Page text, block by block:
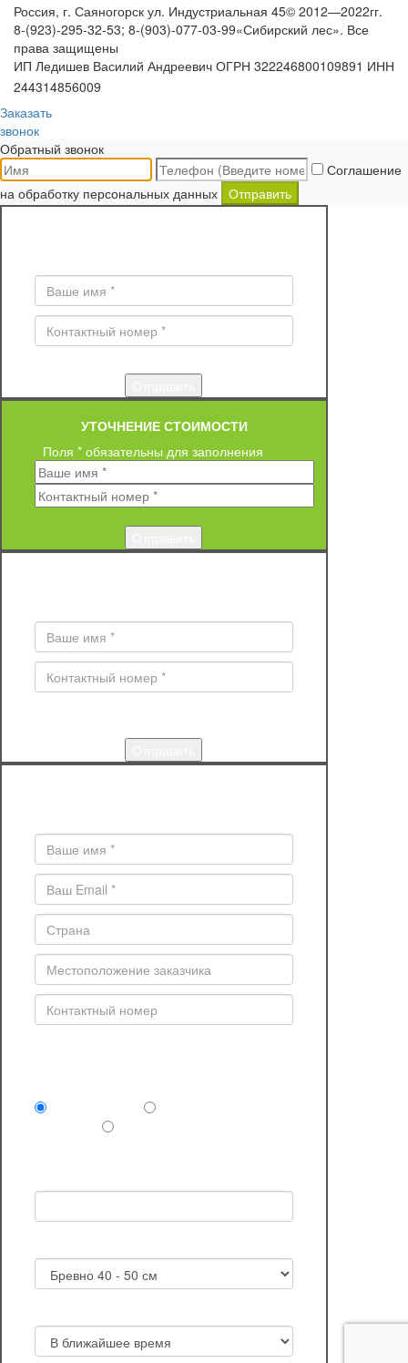
Россия, г. Саяногорск ул. Индустриальная 45
8-(923)-295-32-53; 8-(903)-077-03-99
© 2012—2022гг.
«Сибирский лес». Все
права защищены
ИП Ледишев Василий Андреевич ОГРН 322246800109891 ИНН
244314856009
Заказать
звонок
Обратный звонок
Соглашение
на обработку персональных данных Отправить
УТОЧНЕНИЕ СТОИМОСТИ
Поля * обязательны для заполнения
Сруб под крышу
Сруб и отделочные
Сруб дома или бани под